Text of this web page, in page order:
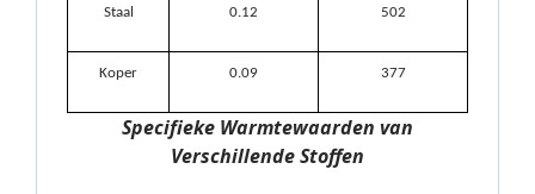
Staal 0.12 502
Koper 0.09 377
Specifieke Warmtewaarden van
Verschillende Stoffen